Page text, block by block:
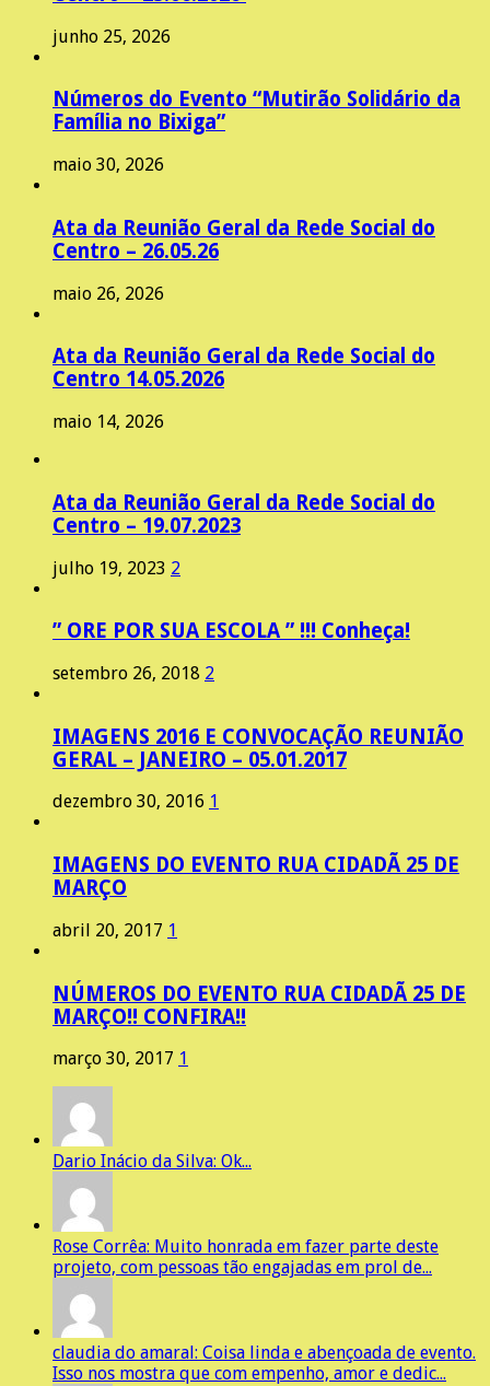
junho 25, 2026
Números do Evento “Mutirão Solidário da
Família no Bixiga”
maio 30, 2026
Ata da Reunião Geral da Rede Social do
Centro – 26.05.26
maio 26, 2026
Ata da Reunião Geral da Rede Social do
Centro 14.05.2026
maio 14, 2026
Ata da Reunião Geral da Rede Social do
Centro – 19.07.2023
julho 19, 2023 2
” ORE POR SUA ESCOLA ” !!! Conheça!
setembro 26, 2018 2
IMAGENS 2016 E CONVOCAÇÃO REUNIÃO
GERAL – JANEIRO – 05.01.2017
dezembro 30, 2016 1
IMAGENS DO EVENTO RUA CIDADÃ 25 DE
MARÇO
abril 20, 2017 1
NÚMEROS DO EVENTO RUA CIDADÃ 25 DE
MARÇO!! CONFIRA!!
março 30, 2017 1
Dario Inácio da Silva: Ok...
Rose Corrêa: Muito honrada em fazer parte deste
projeto, com pessoas tão engajadas em prol de...
claudia do amaral: Coisa linda e abençoada de evento.
Isso nos mostra que com empenho, amor e dedic...